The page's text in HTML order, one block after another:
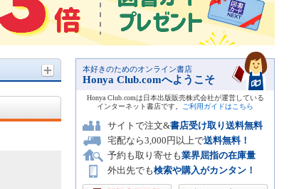
本好きのためのオンライン書店
Honya Club.comへようこそ
Honya Club.comは日本出版販売株式会社が運営している
インターネット書店です。
ご利用ガイドはこちら
サイトで注文&書店受け取り送料無料
宅配なら3,000円以上で送料無料！
予約も取り寄せも業界屈指の在庫量
外出先でも検索や購入がカンタン！